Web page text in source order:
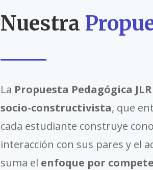
Nuestra
La Propuesta Pedagógica JLR
socio-constructivista, que
cada estudiante construye
interacción con sus pares y el
suma el enfoque por